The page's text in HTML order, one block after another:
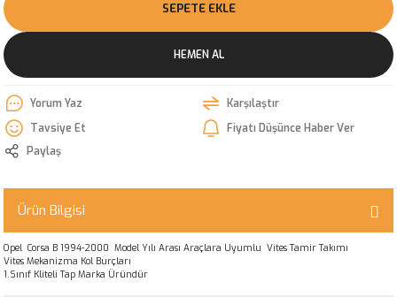
SEPETE EKLE
HEMEN AL
Yorum Yaz
Karşılaştır
Tavsiye Et
Fiyatı Düşünce Haber Ver
Paylaş
Ürün Bilgisi
Opel Corsa B 1994-2000 Model Yılı Arası Araçlara Uyumlu Vites Tamir Takımı
Vites Mekanizma Kol Burçları
1.Sınıf Kliteli Tap Marka Üründür